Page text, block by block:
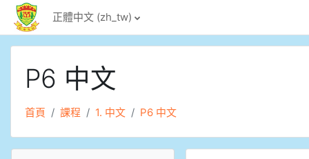
跳至主內容
正體中文 ‎(zh_tw)‎
P6 中文
首頁 課程 1. 中文 P6 中文